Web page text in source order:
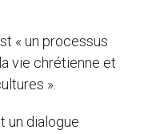
« un processus
vie chrétienne et
».
un dialogue